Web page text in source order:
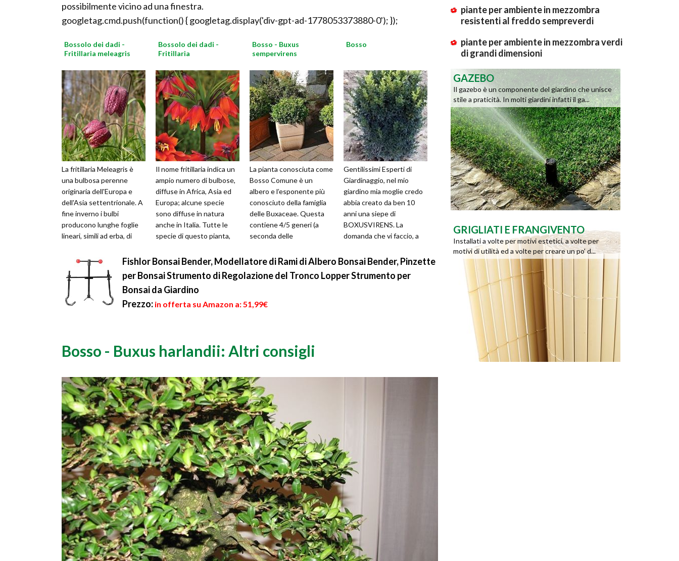
possibilmente vicino ad una finestra.
googletag.cmd.push(function() { googletag.display('div-gpt-ad-1778053373880-0'); });
Bossolo dei dadi -
Fritillaria meleagris
La fritillaria Meleagris è
una bulbosa perenne
originaria dell'Europa e
dell'Asia settentrionale. A
fine inverno i bulbi
producono lunghe foglie
lineari, simili ad erba, di
Bossolo dei dadi -
Fritillaria
Il nome fritillaria indica un
ampio numero di bulbose,
diffuse in Africa, Asia ed
Europa; alcune specie
sono diffuse in natura
anche in Italia. Tutte le
specie di questo pianta,
Bosso - Buxus
sempervirens
La pianta conosciuta come
Bosso Comune è un
albero e l’esponente più
conosciuto della famiglia
delle Buxaceae. Questa
contiene 4/5 generi (a
seconda delle
specie di alber...
Bosso
Gentilissimi Esperti di
Giardinaggio, nel mio
giardino mia moglie credo
abbia creato da ben 10
anni una siepe di
BOXUSVIRENS. La
domanda che vi faccio, a
sulle varie sch...
Fishlor Bonsai Bender, Modellatore di Rami di Albero Bonsai Bender, Pinzette
per Bonsai Strumento di Regolazione del Tronco Lopper Strumento per
Bonsai da Giardino
Prezzo: in offerta su Amazon a: 51,99€
Bosso - Buxus harlandii: Altri consigli
piante per ambiente in mezzombra
resistenti al freddo sempreverdi
piante per ambiente in mezzombra verdi
di grandi dimensioni
GAZEBO
Il gazebo è un componente del giardino che unisce
stile a praticità. In molti giardini infatti il ga...
GRIGLIATI E FRANGIVENTO
Installati a volte per motivi estetici, a volte per
motivi di utilità ed a volte per creare un po' d...